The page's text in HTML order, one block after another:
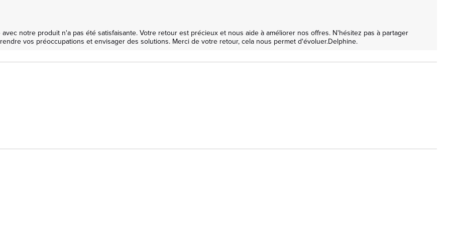
notre produit n'a pas été satisfaisante. Votre retour est précieux et nous aide à améliorer nos offres. N'hésitez pas à partager
vos préoccupations et envisager des solutions. Merci de votre retour, cela nous permet d'évoluer.Delphine.